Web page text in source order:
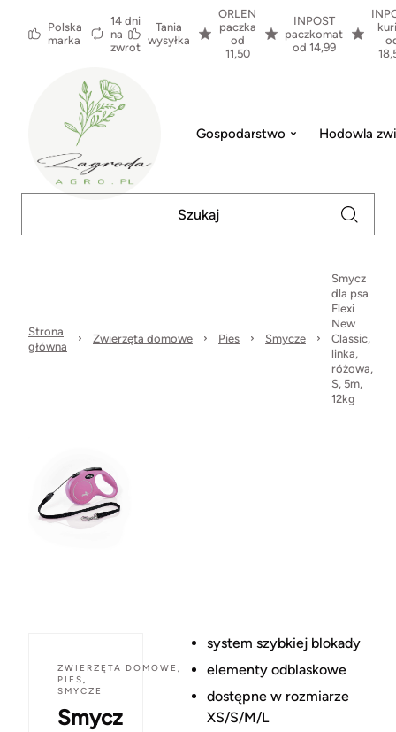
Polska
marka
14 dni
na
zwrot
Tania
wysyłka
ORLEN
paczka
od
11,50
INPOST
paczkomat
od 14,99
Gospodarstwo Hodowla
Strona
główna
Zwierzęta domowe Pies Smycze
Smycz
dla psa
Flexi
New
Classic,
linka,
różowa,
S, 5m,
12kg
ZWIERZĘTA DOMOWE ,
PIES,
SMYCZE
Smycz
system szybkiej blokady
elementy odblaskowe
dostępne w rozmiarze
XS/S/M/L